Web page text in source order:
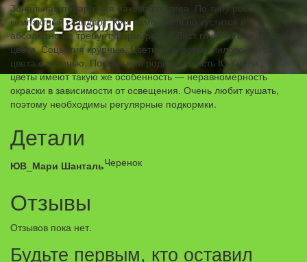
Зональная пеларгония паковского типа. По типу роста
компактный стандарт. Куст замечательно кустится и
абсолютно не требует формировки. Лист глубокого зеленого
цвета. Соцветия крупные. Цветки махровые лилово-белого
цвета с зеленью. Поскольку в родителях есть Ю-Кейли , то
цветы имеют такую же особенность — неравномерность
окраски в зависимости от освещения. Очень любит кушать,
поэтому необходимы регулярные подкормки.
Детали
ЮВ_Мари ШантальЧеренок
Отзывы
Отзывов пока нет.
Будьте первым, кто оставил